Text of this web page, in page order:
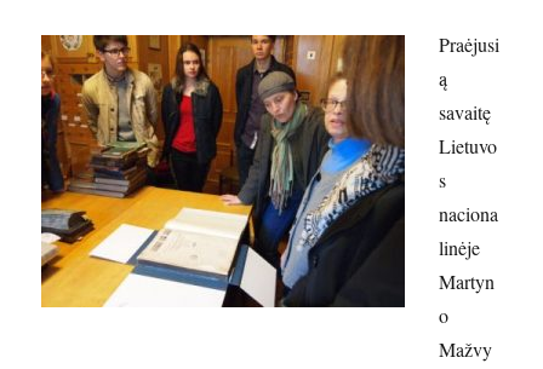
Praėjusi
ą
savaitę
Lietuvo
s
naciona
linėje
Martyn
o
Mažvy